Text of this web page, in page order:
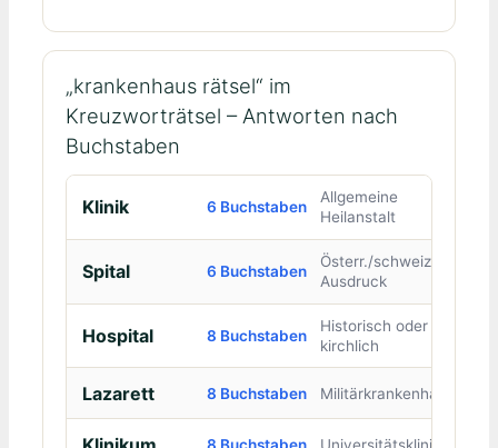
„krankenhaus rätsel“ im
Kreuzworträtsel – Antworten nach
Buchstaben
Klinik 6 Buchstaben
Allgemeine
Heilanstalt
Spital 6 Buchstaben
Österr./schweiz.
Ausdruck
Hospital 8 Buchstaben
Historisch oder
kirchlich
Lazarett 8 Buchstaben Militärkrankenhaus
8 Buchstaben Universitätsklinik